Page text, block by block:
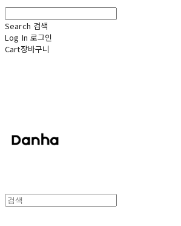
Search 검색
Log In 로그인
Cart장바구니